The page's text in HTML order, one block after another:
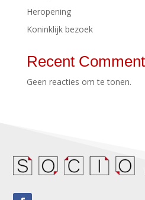
Heropening
Koninklijk bezoek
Recent
Geen reacties om te tonen.